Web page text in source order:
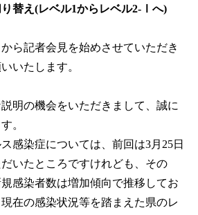
替え(レベル1からレベル2-Ⅰへ)
ら記者会見を始めさせていただき
いたします。
明の機会をいただきまして、誠に
。
感染症については、前回は3月25日
いたところですけれども、その
感染者数は増加傾向で推移してお
在の感染状況等を踏まえた県のレ